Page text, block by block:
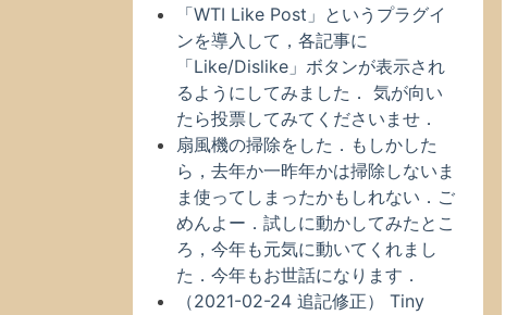
「WTI Like Post」というプラグイ
ンを導入して，各記事に
「Like/Dislike」ボタンが表示され
るようにしてみました． 気が向い
たら投票してみてくださいませ．
扇風機の掃除をした．もしかした
ら，去年か一昨年かは掃除しないま
ま使ってしまったかもしれない．ご
めんよー．試しに動かしてみたとこ
ろ，今年も元気に動いてくれまし
た．今年もお世話になります．
（2021-02-24 追記修正） Tiny